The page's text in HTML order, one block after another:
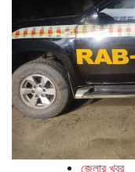
জেলার খবর